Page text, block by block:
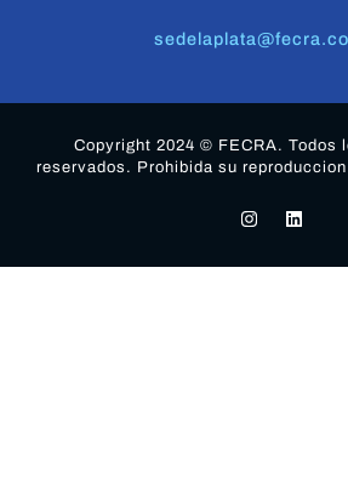
Copyright 2024 © FECRA. Todos
reservados. Prohibida su